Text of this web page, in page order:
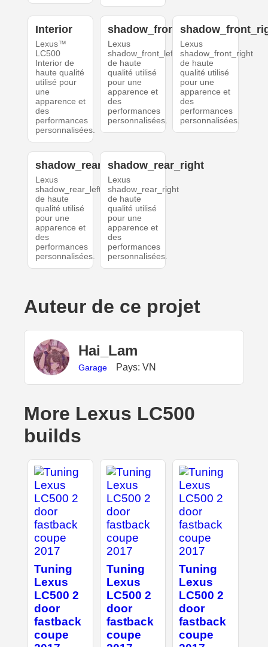
Interior
Lexus™
LC500
Interior de
haute qualité
utilisé pour
une
apparence et
des
performances
personnalisées.
shadow_front_left
Lexus
shadow_front_left
de haute
qualité utilisé
pour une
apparence et
des
performances
personnalisées.
Lexus
shadow_front_right
de haute
qualité utilisé
pour une
apparence et
des
performances
personnalisées.
shadow_rear_left
Lexus
shadow_rear_left
de haute
qualité utilisé
pour une
apparence et
des
performances
personnalisées.
shadow_rear_right
Lexus
shadow_rear_right
de haute
qualité utilisé
pour une
apparence et
des
performances
personnalisées.
Auteur de ce projet
Hai_Lam
Garage Pays: VN
More Lexus LC500
builds
Tuning
Lexus
LC500 2
door
fastback
coupe
Tuning
Lexus
LC500 2
door
fastback
coupe
Tuning
Lexus
LC500 2
door
fastback
coupe